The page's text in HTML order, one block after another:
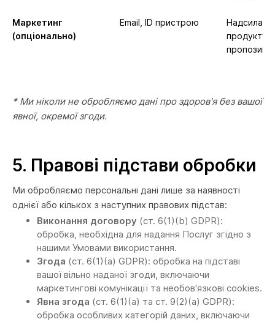
Маркетинг
(опціонально)
Email, ID пристрою
продукту
пропозицій
* Ми ніколи не обробляємо дані про здоров'я без вашої
явної, окремої згоди.
5. Правові підстави обробки
Ми обробляємо персональні дані лише за наявності
однієї або кількох з наступних правових підстав:
Виконання договору (ст. 6(1)(b) GDPR):
обробка, необхідна для надання Послуг згідно з
нашими Умовами використання.
Згода (ст. 6(1)(a) GDPR): обробка на підставі
вашої вільно наданої згоди, включаючи
маркетингові комунікації та необов'язкові cookies.
Явна згода (ст. 6(1)(a) та ст. 9(2)(a) GDPR):
обробка особливих категорій даних, включаючи